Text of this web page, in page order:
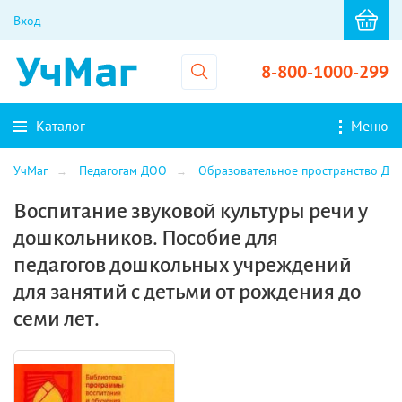
Вход
8-800-1000-299
Каталог Меню
УчМаг Педагогам ДОО Образовательное пространство
Воспитание звуковой культуры речи у
дошкольников. Пособие для
педагогов дошкольных учреждений
для занятий с детьми от рождения до
семи лет.